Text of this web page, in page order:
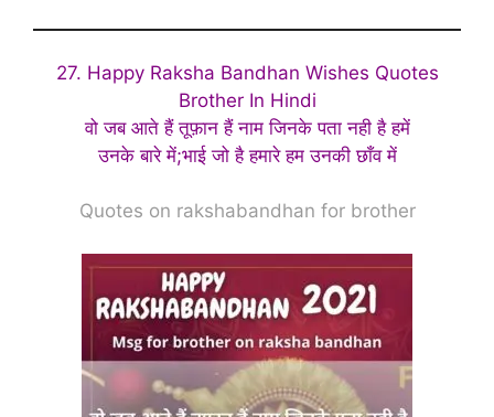
27. Happy Raksha Bandhan Wishes Quotes
Brother In Hindi
वो जब आते हैं तूफ़ान हैं नाम जिनके पता नही है हमें
उनके बारे में;भाई जो है हमारे हम उनकी छाँव में
Quotes on rakshabandhan for brother